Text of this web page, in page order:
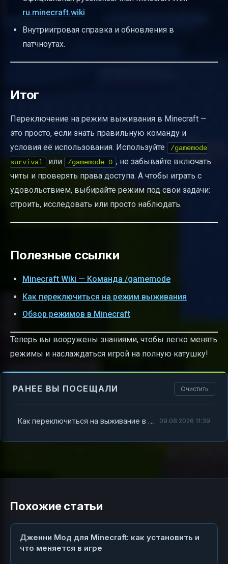
ru.minecraft.wiki
Внутриигровая справка и обновления в
патчноутах.
Итог
Переключение на режим выживания в Minecraft —
это просто, если знать правильную команду и
условия её использования. Используйте
/gamemode
survival
или /gamemode 0 , не забывайте включать
читы и проверять права доступа. А чтобы играть с
удовольствием, выбирайте режим под свои задачи:
строить, исследовать или просто наблюдать.
Полезные ссылки
Minecraft Wiki — Команда /gamemode
Как переключиться на режим выживания
Обзор режимов в Minecraft
Теперь вы вооружены знаниями, чтобы легко менять
режимы и наслаждаться игрой на полную катушку!
РАНЕЕ ВЫ ПОСЕЩАЛИ Очистить
Как переключиться на выживание в Minecraft и всё, что нужно знать о /gamemode 09.08.2026 11:39
Похожие статьи
Дженни Мод для Minecraft: как установить и
что меняется в игре